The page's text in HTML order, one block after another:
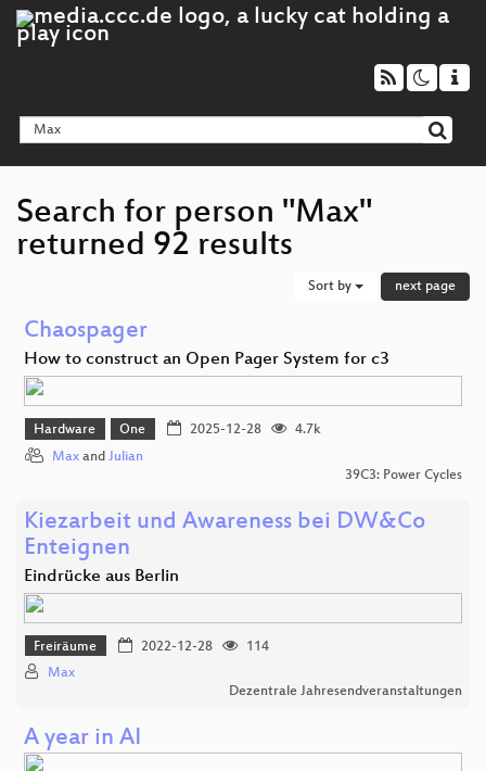
Search for person "Max"
returned 92 results
Sort by next page
Chaospager
How to construct an Open Pager System for c3
Hardware One 2025-12-28
4.7k
Max and Julian
39C3: Power Cycles
Kiezarbeit und Awareness bei DW&Co
Enteignen
Eindrücke aus Berlin
Freiräume 2022-12-28
114
Max
Dezentrale Jahresendveranstaltungen
A year in AI